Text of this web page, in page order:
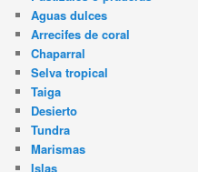
Aguas dulces
Arrecifes de coral
Chaparral
Selva tropical
Taiga
Desierto
Tundra
Marismas
Islas